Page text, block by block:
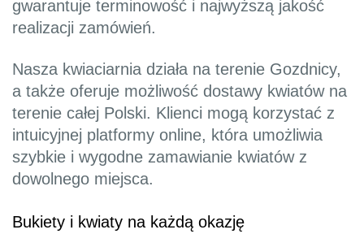
gwarantuje terminowość i najwyższą jakość
realizacji zamówień.
Nasza kwiaciarnia działa na terenie Gozdnicy,
a także oferuje możliwość dostawy kwiatów na
terenie całej Polski. Klienci mogą korzystać z
intuicyjnej platformy online, która umożliwia
szybkie i wygodne zamawianie kwiatów z
dowolnego miejsca.
Bukiety i kwiaty na każdą okazję